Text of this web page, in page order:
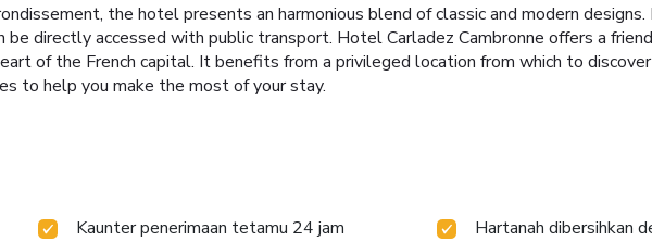
the hotel presents an harmonious blend of classic and modern
be directly accessed with public transport. Hotel Carladez Cambronne offers a
of the French capital. It benefits from a privileged location from which to
to help you make the most of your stay.
Kaunter penerimaan tetamu 24 jam
Hartanah dibersihkan